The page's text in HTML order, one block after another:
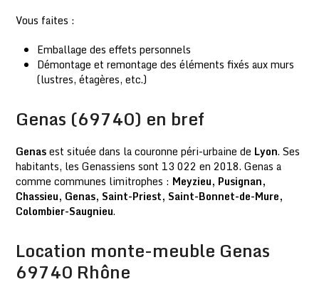
Vous faites :
Emballage des effets personnels
Démontage et remontage des éléments fixés aux murs
(lustres, étagères, etc.)
Genas (69740) en bref
Genasest située dans la couronne péri-urbaine de Lyon. Ses
habitants, les Genassiens sont 13 022 en 2018. Genas a
comme communes limitrophes : Meyzieu, Pusignan,
Chassieu, Genas, Saint-Priest, Saint-Bonnet-de-Mure,
Colombier-Saugnieu.
Location monte-meuble Genas
69740 Rhône